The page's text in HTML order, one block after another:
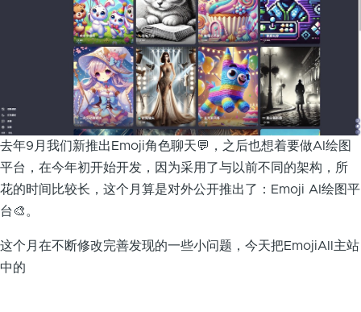
去年9月我们新推出Emoji角色聊天💬，之后也想着要做AI绘图
平台，在今年初开始开发，因为采用了与以前不同的架构，所
花的时间比较长，这个月算是对外公开推出了：Emoji AI绘图平
台🎨。
这个月在不断修改完善发现的一些小问题，今天把EmojiAll主站
中的